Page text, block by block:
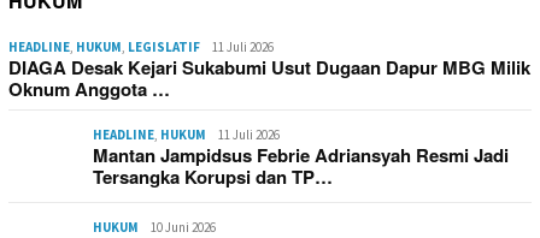
HEADLINE HUKUM LEGISLATIF 11 Juli 2026
DIAGA Desak Kejari Sukabumi Usut Dugaan Dapur MBG Milik
Oknum Anggota …
HEADLINE HUKUM 11 Juli 2026
Mantan Jampidsus Febrie Adriansyah Resmi Jadi
Tersangka Korupsi dan TP…
HUKUM 10 Juni 2026